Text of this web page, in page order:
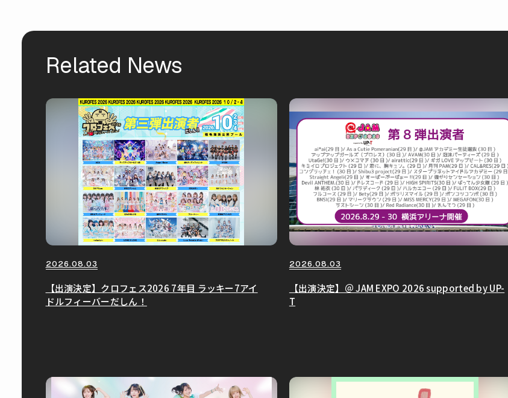
Related News
2026.08.03
【出演決定】クロフェス2026 7年目 ラッキー7アイ
ドルフィーバーだしん！
2026.08.03
【出演決定】＠ JAM EXPO 2026 supported by UP-
T